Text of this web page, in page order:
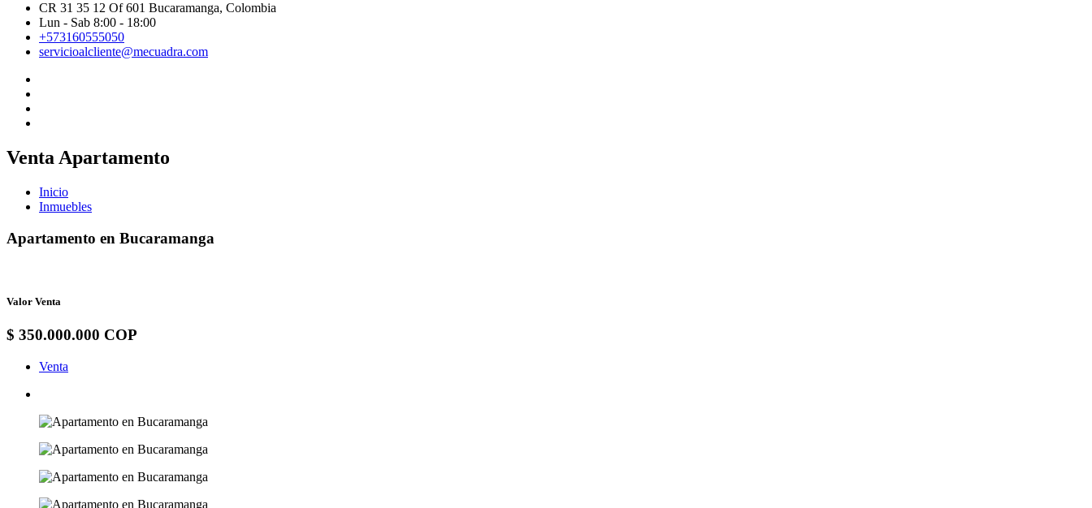
CR 31 35 12 Of 601 Bucaramanga, Colombia
Lun - Sab 8:00 - 18:00
+573160555050
servicioalcliente@mecuadra.com
Venta Apartamento
Inicio
Inmuebles
Apartamento en Bucaramanga
Valor Venta
$ 350.000.000 COP
Venta